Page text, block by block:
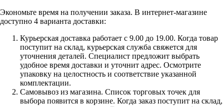
Экономьте время на получении заказа. В интернет-магазине
доступно 4 варианта доставки:
Курьерская доставка работает с 9.00 до 19.00. Когда товар
поступит на склад, курьерская служба свяжется для
уточнения деталей. Специалист предложит выбрать
удобное время доставки и уточнит адрес. Осмотрите
упаковку на целостность и соответствие указанной
комплектации.
Самовывоз из магазина. Список торговых точек для
выбора появится в корзине. Когда заказ поступит на склад,